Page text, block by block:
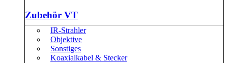
Zubehör VT
IR-Strahler
Objektive
Sonstiges
Koaxialkabel & Stecker